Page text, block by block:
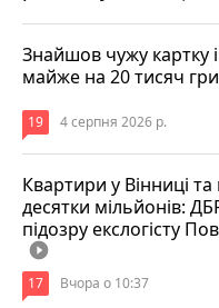
Знайшов чужу картку і
майже на 20 тисяч
19 4 серпня 2026 р.
Квартири у Вінниці
десятки мільйонів:
підозру екслогісту
play_circle_filled
17 Вчора о 10:37